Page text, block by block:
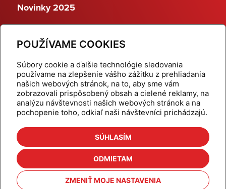
POUŽÍVAME COOKIES
Súbory cookie a ďalšie technológie sledovania
používame na zlepšenie vášho zážitku z prehliadania
našich webových stránok, na to, aby sme vám
zobrazovali prispôsobený obsah a cielené reklamy, na
analýzu návštevnosti našich webových stránok a na
pochopenie toho, odkiaľ naši návštevníci prichádzajú.
SÚHLASÍM
ODMIETAM
ZMENIŤ MOJE NASTAVENIA
Novinky 2025
Dynamické termostatické ventily
Domov
Produkty
Aktuality
Odber šikovné tipy
Kalkulačky
Cenníky
Na stiahnutie
Referencie
Kontakt